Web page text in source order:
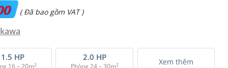
Giá
là:
( Đã bao gồm VAT )
1.5 HP
16 – 20m2
2.0 HP
Phòng 24 – 30m2 Xem thêm